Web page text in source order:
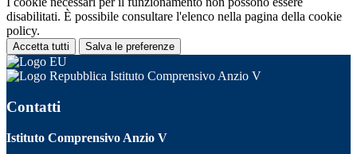
disabilitati. È possibile consultare l'elenco nella pagina della cookie
policy.
Accetta tutti Salva le preferenze
Istituto Comprensivo Anzio V
Contatti
Istituto Comprensivo Anzio V